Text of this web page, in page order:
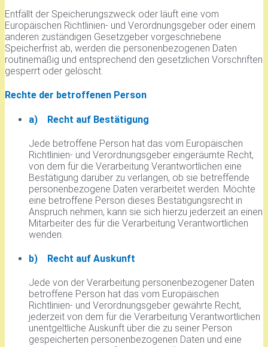
Entfällt der Speicherungszweck oder läuft eine vom
Europäischen Richtlinien- und Verordnungsgeber oder einem
anderen zuständigen Gesetzgeber vorgeschriebene
Speicherfrist ab, werden die personenbezogenen Daten
routinemäßig und entsprechend den gesetzlichen Vorschriften
gesperrt oder gelöscht.
Rechte der betroffenen Person
a) Recht auf Bestätigung
Jede betroffene Person hat das vom Europäischen
Richtlinien- und Verordnungsgeber eingeräumte Recht,
von dem für die Verarbeitung Verantwortlichen eine
Bestätigung darüber zu verlangen, ob sie betreffende
personenbezogene Daten verarbeitet werden. Möchte
eine betroffene Person dieses Bestätigungsrecht in
Anspruch nehmen, kann sie sich hierzu jederzeit an einen
Mitarbeiter des für die Verarbeitung Verantwortlichen
wenden.
b) Recht auf Auskunft
Jede von der Verarbeitung personenbezogener Daten
betroffene Person hat das vom Europäischen
Richtlinien- und Verordnungsgeber gewährte Recht,
jederzeit von dem für die Verarbeitung Verantwortlichen
unentgeltliche Auskunft über die zu seiner Person
gespeicherten personenbezogenen Daten und eine